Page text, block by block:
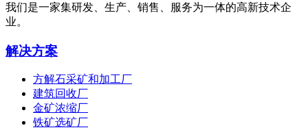
我们是一家集研发、生产、销售、服务为一体的高新技术企
业。
解决方案
方解石采矿和加工厂
建筑回收厂
金矿浓缩厂
铁矿选矿厂